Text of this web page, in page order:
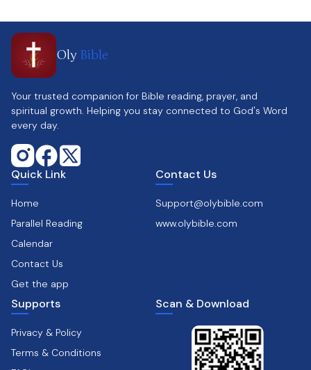
Oly Bible
Your trusted companion for Bible reading, prayer, and
spiritual growth. Helping you stay connected to God's Word
every day.
Quick Link
Home
Parallel Reading
Calendar
Contact Us
Get the app
Contact Us
Support@olybible.com
www.olybible.com
Supports
Privacy & Policy
Terms & Conditions
Scan & Download